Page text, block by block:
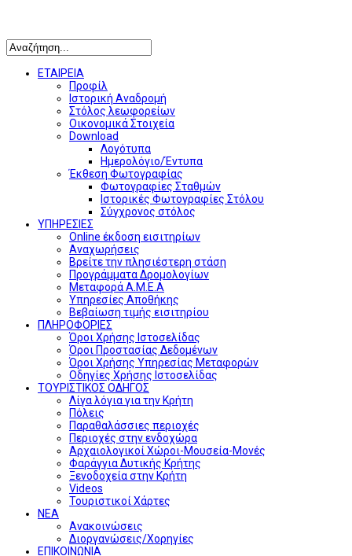
ΕΤΑΙΡΕΙΑ
Προφίλ
Ιστορική Αναδρομή
Στόλος λεωφορείων
Οικονομικά Στοιχεία
Download
Λογότυπα
Ημερολόγιο/Έντυπα
Έκθεση Φωτογραφίας
Φωτογραφίες Σταθμών
Ιστορικές Φωτογραφίες Στόλου
Σύγχρονος στόλος
ΥΠΗΡΕΣΙΕΣ
Online έκδοση εισιτηρίων
Αναχωρήσεις
Βρείτε την πλησιέστερη στάση
Προγράμματα Δρομολογίων
Μεταφορά Α.Μ.Ε.Α
Υπηρεσίες Αποθήκης
Βεβαίωση τιμής εισιτηρίου
ΠΛΗΡΟΦΟΡΙΕΣ
Όροι Χρήσης Ιστοσελίδας
Όροι Προστασίας Δεδομένων
Όροι Χρήσης Υπηρεσίας Μεταφορών
Οδηγίες Χρήσης Ιστοσελίδας
ΤΟΥΡΙΣΤΙΚΟΣ ΟΔΗΓΟΣ
Λίγα λόγια για την Κρήτη
Πόλεις
Παραθαλάσσιες περιοχές
Περιοχές στην ενδοχώρα
Αρχαιολογικοί Χώροι-Μουσεία-Μονές
Φαράγγια Δυτικής Κρήτης
Ξενοδοχεία στην Κρήτη
Videos
Τουριστικοί Χάρτες
ΝΕΑ
Ανακοινώσεις
Διοργανώσεις/Χορηγίες
ΕΠΙΚΟΙΝΩΝΙΑ